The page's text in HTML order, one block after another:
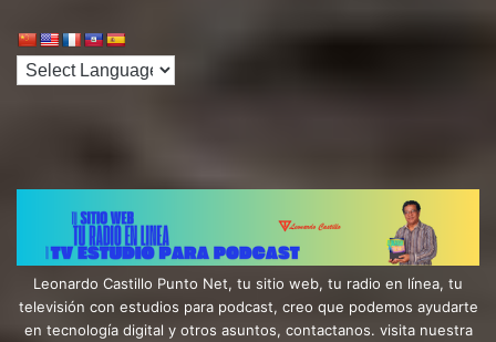
Leonardo Castillo Punto Net, tu sitio web, tu radio en línea, tu
televisión con estudios para podcast, creo que podemos ayudarte
en tecnología digital y otros asuntos, contactanos. visita nuestra